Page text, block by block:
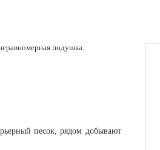
подушка.
песок, рядом добывают